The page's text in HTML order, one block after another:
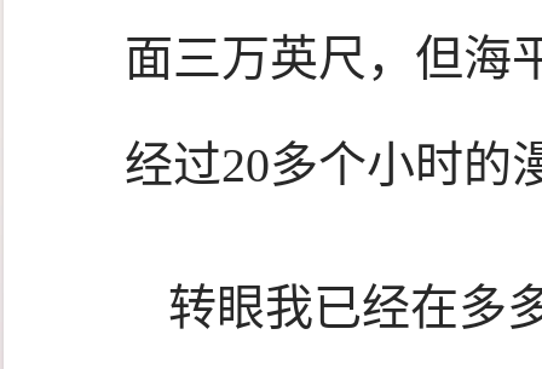
面三万英尺，但海
经过20多个小时的
转眼我已经在多